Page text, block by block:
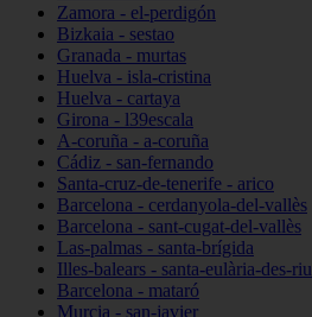
Zamora - el-perdigón
Bizkaia - sestao
Granada - murtas
Huelva - isla-cristina
Huelva - cartaya
Girona - l39escala
A-coruña - a-coruña
Cádiz - san-fernando
Santa-cruz-de-tenerife - arico
Barcelona - cerdanyola-del-vallès
Barcelona - sant-cugat-del-vallès
Las-palmas - santa-brígida
Illes-balears - santa-eulària-des-riu
Barcelona - mataró
Murcia - san-javier